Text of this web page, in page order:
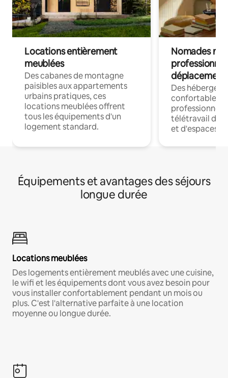
Locations entièrement
meublées
Des cabanes de montagne
paisibles aux appartements
urbains pratiques, ces
locations meublées offrent
tous les équipements d'un
logement standard.
Nomades
déplacement
Des
confortables
professionnels
télétravail
et d'espaces
Équipements et avantages des séjours
longue durée
Locations meublées
Des logements entièrement meublés avec une cuisine,
le wifi et les équipements dont vous avez besoin pour
vous installer confortablement pendant un mois ou
plus. C'est l'alternative parfaite à une location
moyenne ou longue durée.